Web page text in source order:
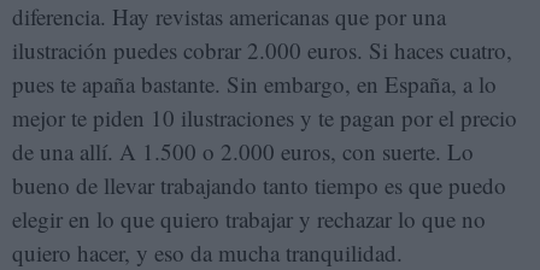
diferencia. Hay revistas americanas que por una
ilustración puedes cobrar 2.000 euros. Si haces cuatro,
pues te apaña bastante. Sin embargo, en España, a lo
mejor te piden 10 ilustraciones y te pagan por el precio
de una allí. A 1.500 o 2.000 euros, con suerte. Lo
bueno de llevar trabajando tanto tiempo es que puedo
elegir en lo que quiero trabajar y rechazar lo que no
quiero hacer, y eso da mucha tranquilidad.